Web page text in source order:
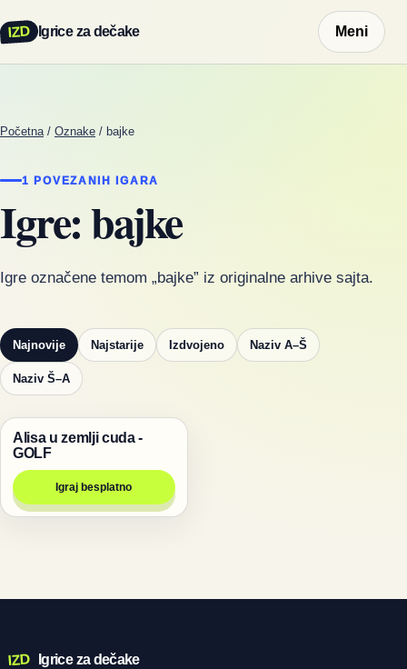
IZD Igrice za dečake Meni
Početna / Oznake / bajke
1 POVEZANIH IGARA
Igre: bajke
Igre označene temom „bajke” iz originalne arhive sajta.
Najnovije Najstarije Izdvojeno Naziv A–Š
Naziv Š–A
Igre
Alisa u zemlji cuda -
GOLF
Igraj besplatno
IZD Igrice za dečake